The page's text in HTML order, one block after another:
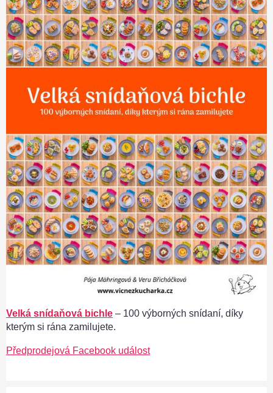
Velká snídaňová bichle – 100 výborných snídaní, díky
kterým si rána zamilujete.
Předprodejová Facebook událost